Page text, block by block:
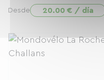
Desde 20.00 € / día